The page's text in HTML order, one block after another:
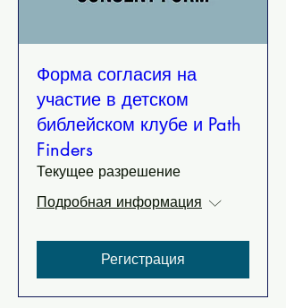
Форма согласия на
участие в детском
библейском клубе и Path
Finders
Текущее разрешение
Подробная информация
Регистрация